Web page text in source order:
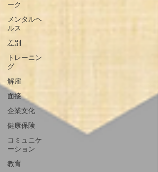
ーク
メンタルヘ
ルス
差別
トレーニン
グ
解雇
面接
企業文化
健康保険
コミュニケ
ーション
教育